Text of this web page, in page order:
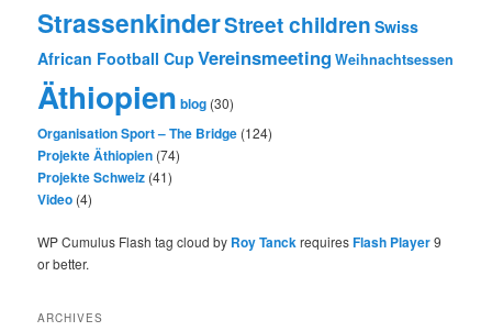
StrassenkinderStreet children Swiss
African Football Cup Vereinsmeeting Weihnachtsessen
Äthiopien blog (30)
Organisation Sport – The Bridge (124)
Projekte Äthiopien (74)
Projekte Schweiz (41)
Video (4)
WP Cumulus Flash tag cloud by Roy TanckrequiresFlash Player9
or better.
ARCHIVES